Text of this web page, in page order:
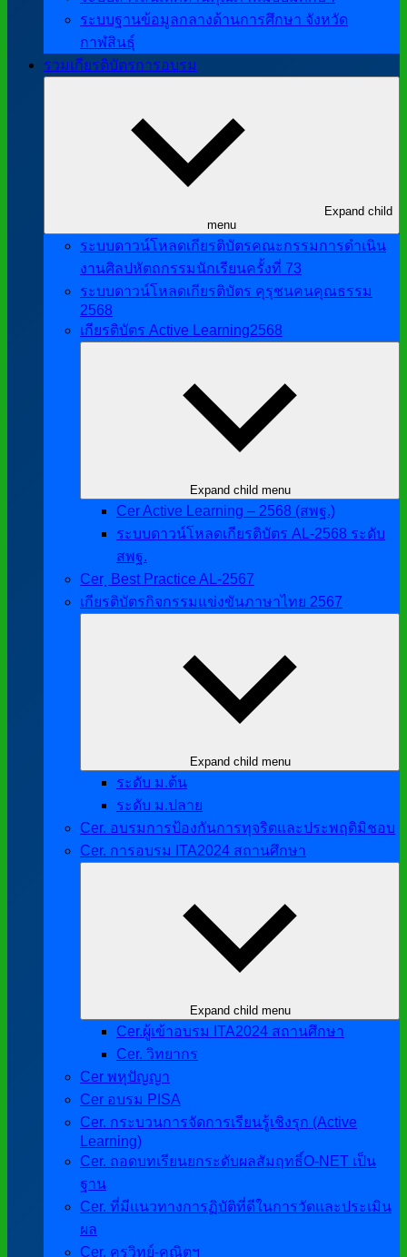
ระบบฐานข้อมูลกลางด้านการศึกษา จังหวัด
กาฬสินธุ์
รวมเกียรติบัตรการอบรม
Expand child
menu
ระบบดาวน์โหลดเกียรติบัตรคณะกรรมการดำเนิน
งานศิลปหัตถกรรมนักเรียนครั้งที่ 73
ระบบดาวน์โหลดเกียรติบัตร คุรุชนคนคุณธรรม
2568
เกียรติบัตร Active Learning2568
Expand child menu
Cer Active Learning – 2568 (สพฐ.)
ระบบดาวน์โหลดเกียรติบัตร AL-2568 ระดับ
สพฐ.
Cer ฺ Best Practice AL-2567
เกียรติบัตรกิจกรรมแข่งขันภาษาไทย 2567
Expand child menu
ระดับ ม.ต้น
ระดับ ม.ปลาย
Cer. อบรมการป้องกันการทุจริตและประพฤติมิชอบ
Cer. การอบรม ITA2024 สถานศึกษา
Expand child menu
Cer.ผู้เข้าอบรม ITA2024 สถานศึกษา
Cer. วิทยากร
Cer พหุปัญญา
Cer อบรม PISA
Cer. กระบวนการจัดการเรียนรู้เชิงรุก (Active
Learning)
Cer. ถอดบทเรียนยกระดับผลสัมฤทธิ์O-NET เป็น
ฐาน
Cer. ที่มีแนวทางการฏิบัติที่ดีในการวัดและประเมิน
ผล
Cer. ครูวิทย์-คณิตฯ